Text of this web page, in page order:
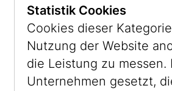
bitte folgende Datenbanken:
Statistik Cookies
Cookies dieser
Nutzung der Website
die Leistung zu
Unternehmen gesetzt,